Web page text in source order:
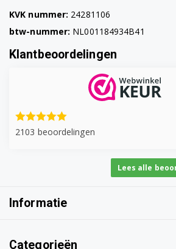
WRB247C0IT/01
WRB247C40/01
WRB247C6FG/01
WRB247C90/01
WRB247C9GB/01
WRB247CNBY/01
KVK nummer: 24281106
btw-nummer: NL001184934B41
Klantbeoordelingen
2103 beoordelingen
Lees alle
Informatie
Categorieën